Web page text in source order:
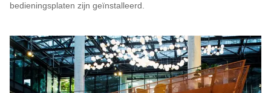
bedieningsplaten zijn geïnstalleerd.